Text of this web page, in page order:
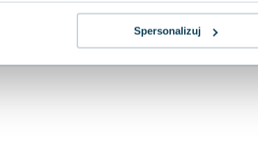
Spersonalizuj
Pakujemy 10.08